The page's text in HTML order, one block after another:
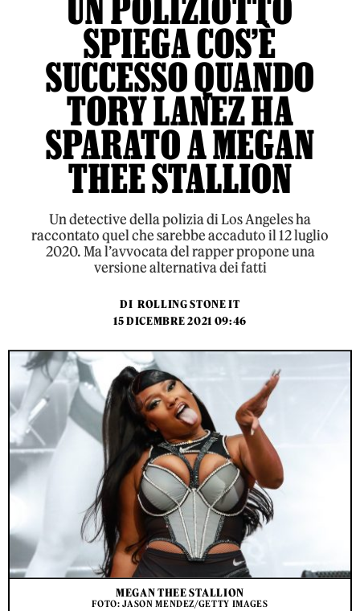
UN POLIZIOTTO
SPIEGA COS’È
SUCCESSO QUANDO
TORY LANEZ HA
SPARATO A MEGAN
THEE STALLION
Un detective della polizia di Los Angeles ha
raccontato quel che sarebbe accaduto il 12 luglio
2020. Ma l’avvocata del rapper propone una
versione alternativa dei fatti
DI ROLLING STONE IT
15 DICEMBRE 2021 09:46
MEGAN THEE STALLION
FOTO: JASON MENDEZ/GETTY IMAGES